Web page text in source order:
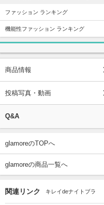
ファッション ランキング
機能性ファッション ランキング
商品情報
投稿写真・動画
Q&A
glamoreのTOPへ
glamoreの商品一覧へ
関連リンク キレイdeナイトブラ